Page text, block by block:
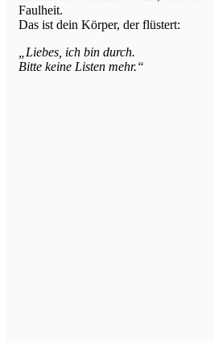
Faulheit.
Das ist dein Körper, der flüstert:
„Liebes, ich bin durch.
Bitte keine Listen mehr.“